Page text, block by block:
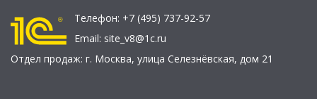
Телефон: +7 (495) 737-92-57
Email: site_v8@1c.ru
Отдел продаж: г. Москва, улица Селезнёвская, дом 21